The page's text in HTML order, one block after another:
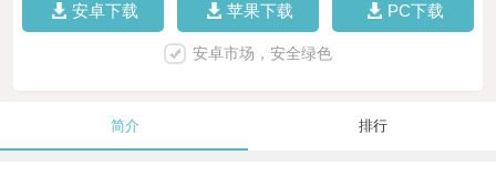
安卓下载 苹果下载 PC下载
安卓市场，安全绿色
简介 排行